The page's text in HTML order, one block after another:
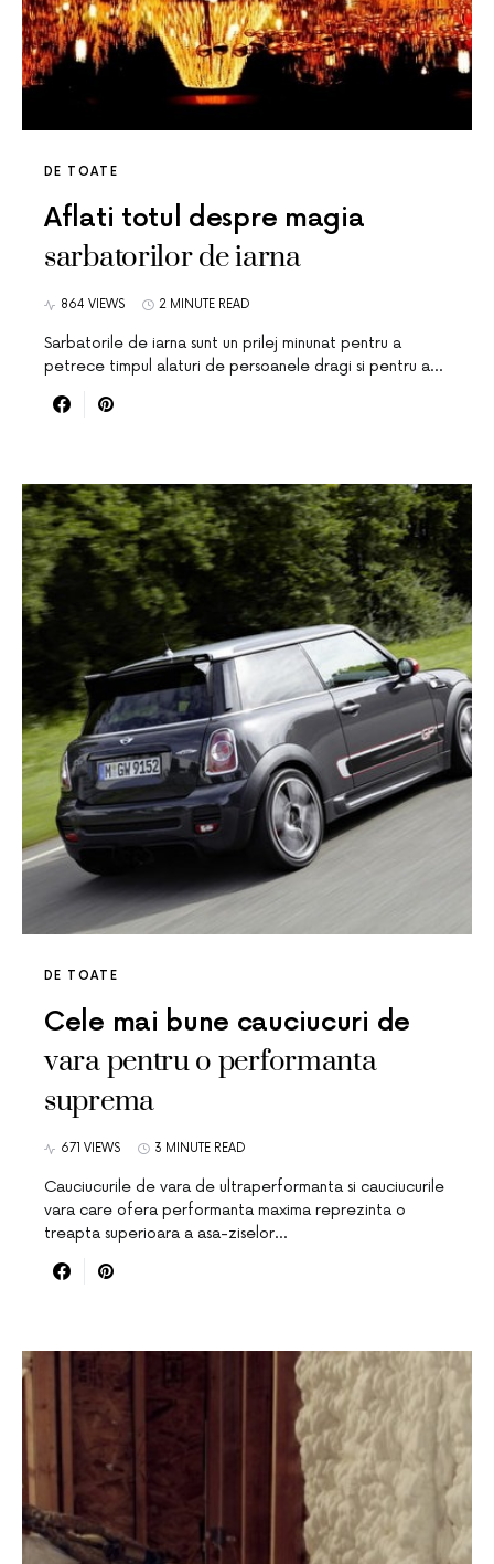
DE TOATE
Aflati totul despre magia
sarbatorilor de iarna
864 VIEWS 2 MINUTE READ
Sarbatorile de iarna sunt un prilej minunat pentru a
petrece timpul alaturi de persoanele dragi si pentru a…
DE TOATE
Cele mai bune cauciucuri de
vara pentru o performanta
suprema
671 VIEWS 3 MINUTE READ
Cauciucurile de vara de ultraperformanta si cauciucurile
vara care ofera performanta maxima reprezinta o
treapta superioara a asa-ziselor…